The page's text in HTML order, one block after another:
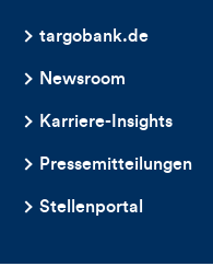
targobank.de
Newsroom
Karriere-Insights
Pressemitteilungen
Stellenportal